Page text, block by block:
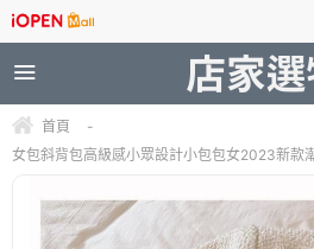
首頁
-
女包斜背包高級感小眾設計小包包女2023新款